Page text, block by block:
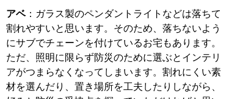
アベ：ガラス製のペンダントライトなどは落ちて
割れやすいと思います。そのため、落ちないよう
にサブでチェーンを付けているお宅もあります。
ただ、照明に限らず防災のために選ぶとインテリ
アがつまらなくなってしまいます。割れにくい素
材を選んだり、置き場所を工夫したりしながら、